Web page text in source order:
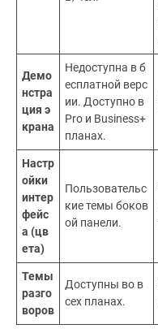
Демо
нстра
ция э
крана
Недоступна в б
есплатной верс
ии. Доступно в
Pro и Business+
планах.
Настр
ойки
интер
фейс
а (цв
ета)
Пользовательс
кие темы боков
ой панели.
Темы
разго
воров
Доступны во в
сех планах.